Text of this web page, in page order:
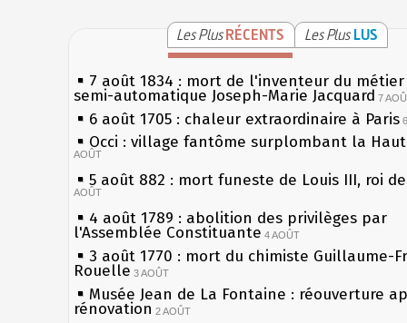
Les PlusRÉCENTS Les Plus LUS
7 août 1834 : mort de l'inventeur du
semi-automatique Joseph-Marie Jacquard 7
6 août 1705 : chaleur extraordinaire à Paris
Occi : village fantôme surplombant la
AOÛT
5 août 882 : mort funeste de Louis III, roi
AOÛT
4 août 1789 : abolition des privilèges par
l'Assemblée Constituante 4 AOÛT
3 août 1770 : mort du chimiste Guillaume-
Rouelle 3 AOÛT
Musée Jean de La Fontaine : réouverture
rénovation 2 AOÛT